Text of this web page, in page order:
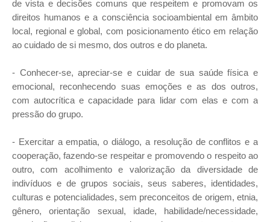
de vista e decisões comuns que respeitem e promovam os
direitos humanos e a consciência socioambiental em âmbito
local, regional e global, com posicionamento ético em relação
ao cuidado de si mesmo, dos outros e do planeta.
- Conhecer-se, apreciar-se e cuidar de sua saúde física e
emocional, reconhecendo suas emoções e as dos outros,
com autocrítica e capacidade para lidar com elas e com a
pressão do grupo.
- Exercitar a empatia, o diálogo, a resolução de conflitos e a
cooperação, fazendo-se respeitar e promovendo o respeito ao
outro, com acolhimento e valorização da diversidade de
indivíduos e de grupos sociais, seus saberes, identidades,
culturas e potencialidades, sem preconceitos de origem, etnia,
gênero, orientação sexual, idade, habilidade/necessidade,